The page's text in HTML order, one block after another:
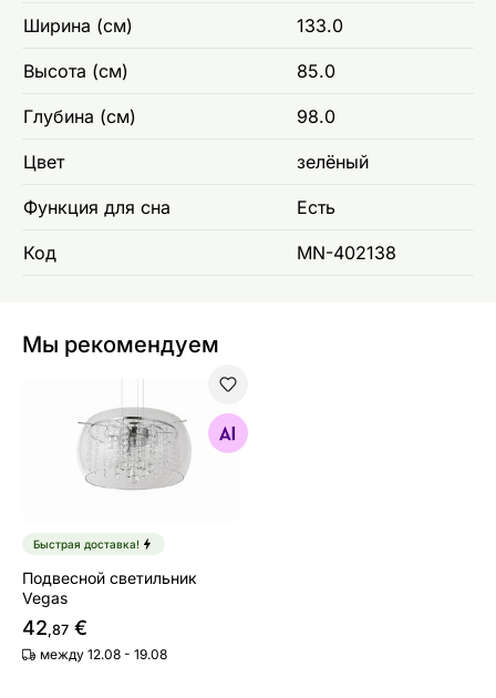
Ширина (см) 133.0
Высота (см) 85.0
Глубина (см) 98.0
Цвет зелёный
Функция для сна Есть
Код MN-402138
Мы рекомендуем
Подвесной светильник Vegas
Найдите похожие
Быстрая доставка!
Подвесной светильник
Vegas
42,87 €
между 12.08 - 19.08